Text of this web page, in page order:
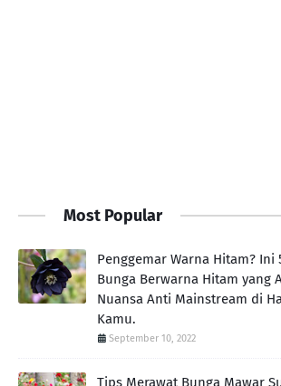
Most Popular
Penggemar Warna Hitam? Ini
Bunga Berwarna Hitam yang
Nuansa Anti Mainstream di
Kamu.
September 10, 2022
Tips Merawat Bunga Mawar